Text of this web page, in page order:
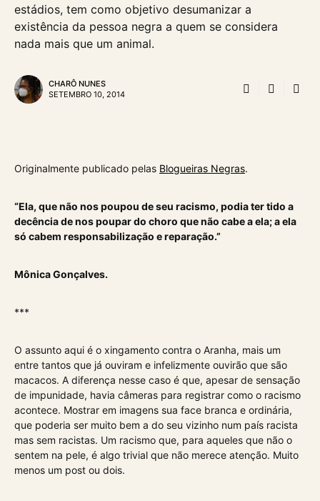
estádios, tem como objetivo desumanizar a
existência da pessoa negra a quem se considera
nada mais que um animal.
CHARÔ NUNES
SETEMBRO 10, 2014
Originalmente publicado pelas Blogueiras Negras.
“Ela, que não nos poupou de seu racismo, podia ter tido a
decência de nos poupar do choro que não cabe a ela; a ela
só cabem responsabilização e reparação.”
Mônica Gonçalves.
***
O assunto aqui é o xingamento contra o Aranha, mais um
entre tantos que já ouviram e infelizmente ouvirão que são
macacos. A diferença nesse caso é que, apesar de sensação
de impunidade, havia câmeras para registrar como o racismo
acontece. Mostrar em imagens sua face branca e ordinária,
que poderia ser muito bem a do seu vizinho num país racista
mas sem racistas. Um racismo que, para aqueles que não o
sentem na pele, é algo trivial que não merece atenção. Muito
menos um post ou dois.